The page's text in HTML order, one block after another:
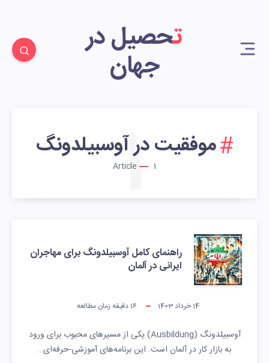
تحصیل در
جهان
موفقیت در آوسبیلدونگ
1
1
راهنمای کامل آوسبیلدونگ برای مهاجران
ایرانی در آلمان
14 خرداد 1403 16دقیقه زمان مطالعه
آوسبیلدونگ (Ausbildung) یکی از مسیرهای محبوب برای ورود
به بازار کار در آلمان است. این برنامه‌های آموزشی-حرفه‌ای…